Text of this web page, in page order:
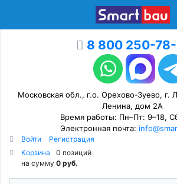
8 800 250-
Московская обл., г.о. Орехово-Зуево, г.
Ленина, дом 2А
Время работы: Пн–Пт: 9–18,
Электронная почта:
Войти
Регистрация
Корзина
0 позиций
на сумму 0 руб.